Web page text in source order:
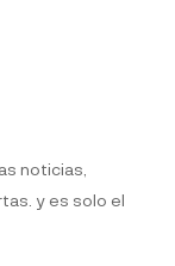
noticias,
y es solo el